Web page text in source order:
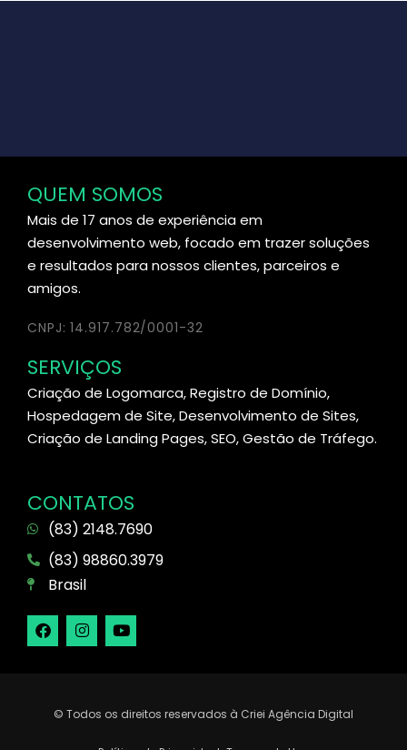
QUEM SOMOS
Mais de 17 anos de experiência em
desenvolvimento web, focado em trazer soluções
e resultados para nossos clientes, parceiros e
amigos.
CNPJ: 14.917.782/0001-32
SERVIÇOS
Criação de Logomarca, Registro de Domínio,
Hospedagem de Site, Desenvolvimento de Sites,
Criação de Landing Pages, SEO, Gestão de Tráfego.
CONTATOS
(83) 2148.7690
(83) 98860.3979
Brasil
© Todos os direitos reservados à Criei Agência Digital